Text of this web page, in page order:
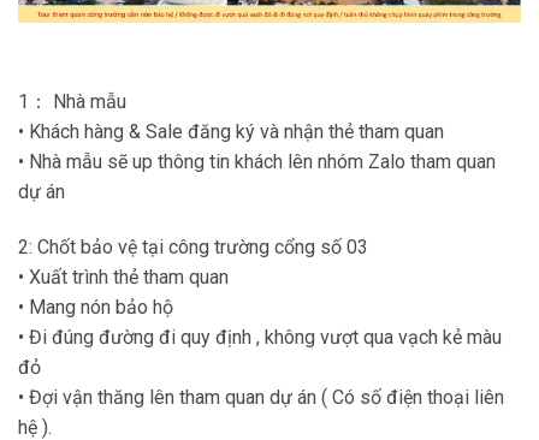
1： Nhà mẫu
• Khách hàng & Sale đăng ký và nhận thẻ tham quan
• Nhà mẫu sẽ up thông tin khách lên nhóm Zalo tham quan
dự án
2: Chốt bảo vệ tại công trường cổng số 03
• Xuất trình thẻ tham quan
• Mang nón bảo hộ
• Đi đúng đường đi quy định , không vượt qua vạch kẻ màu
đỏ
• Đợi vận thăng lên tham quan dự án ( Có số điện thoại liên
hệ ).